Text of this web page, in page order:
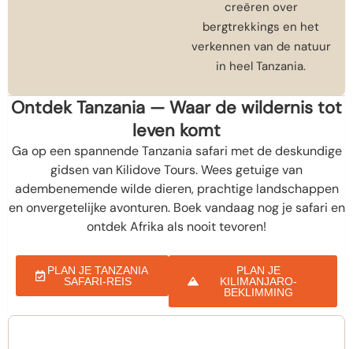
creëren over
bergtrekkings en het
verkennen van de natuur
in heel Tanzania.
Ontdek Tanzania — Waar de wildernis tot
leven komt
Ga op een spannende Tanzania safari met de deskundige
gidsen van Kilidove Tours. Wees getuige van
adembenemende wilde dieren, prachtige landschappen
en onvergetelijke avonturen. Boek vandaag nog je safari en
ontdek Afrika als nooit tevoren!
PLAN JE TANZANIA
SAFARI-REIS
PLAN JE
KILIMANJARO-
BEKLIMMING